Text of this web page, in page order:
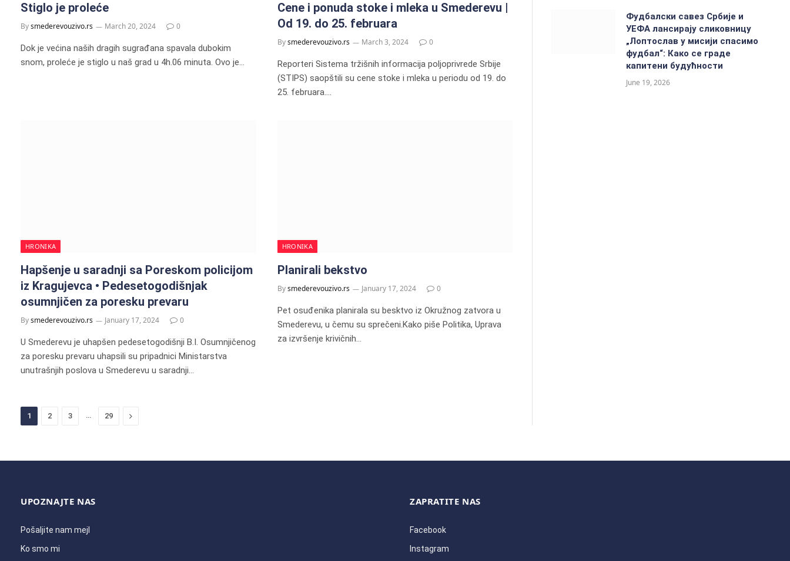
Stiglo je proleće
Bysmederevouzivo.rs March 20, 2024 0
Dok je većina naših dragih sugrađana spavala dubokim
snom, proleće je stiglo u naš grad u 4h.06 minuta. Ovo je…
Cene i ponuda stoke i mleka u Smederevu |
Od 19. do 25. februara
Bysmederevouzivo.rs March 3, 2024 0
Reporteri Sistema tržišnih informacija poljoprivrede Srbije
(STIPS) saopštili su cene stoke i mleka u periodu od 19. do
25. februara.…
HRONIKA
Hapšenje u saradnji sa Poreskom policijom
iz Kragujevca • Pedesetogodišnjak
osumnjičen za poresku prevaru
Bysmederevouzivo.rs January 17, 2024 0
U Smederevu je uhapšen pedesetogodišnji B.I. Osumnjičenog
za poresku prevaru uhapsili su pripadnici Ministarstva
unutrašnjih poslova u Smederevu u saradnji…
HRONIKA
Planirali bekstvo
Bysmederevouzivo.rs January 17, 2024 0
Pet osuđenika planirala su besktvo iz Okružnog zatvora u
Smederevu, u čemu su sprečeni.Kako piše Politika, Uprava
za izvršenje krivičnih…
1 2 3 29 Next
Фудбалски савез Србије и
УЕФА лансирају сликовницу
„Лоптослав у мисији спасимо
фудбал“: Како се граде
капитени будућности
June 19, 2026
UPOZNAJTE NAS
Pošaljite nam mejl
Ko smo mi
ZAPRATITE NAS
Facebook
Instagram